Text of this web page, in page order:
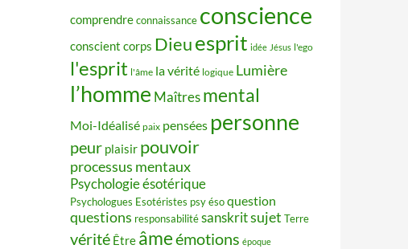
comprendreconnaissance conscience
conscient corps Dieuesprit idée Jésus l'ego
l'esprit l'âme la vérité logique Lumière
l’homme Maîtres mental
Moi-Idéalisé paix pensées personne
peur plaisir pouvoir
processus mentaux
Psychologie ésotérique
Psychologues Esotéristes psy ésoquestion
questions responsabilitésanskritsujet Terre
vérité Être âmeémotions époque